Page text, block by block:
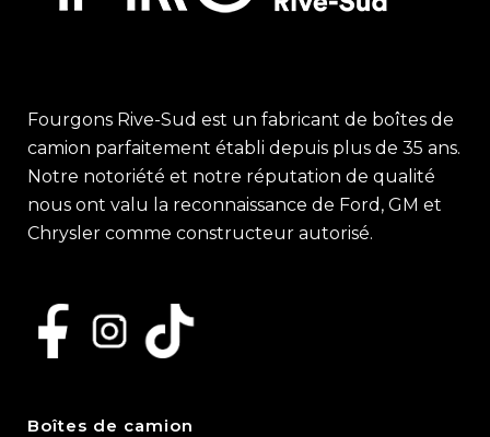
Fourgons Rive-Sud est un fabricant de boîtes de
camion parfaitement établi depuis plus de 35 ans.
Notre notoriété et notre réputation de qualité
nous ont valu la reconnaissance de Ford, GM et
Chrysler comme constructeur autorisé.
Boîtes de camion